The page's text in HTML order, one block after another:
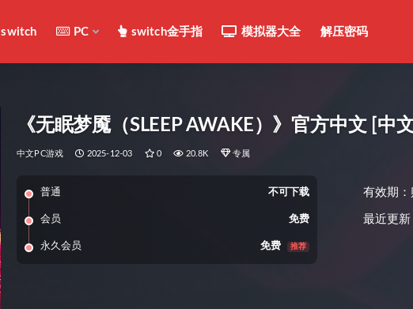
switch PC switch金手指 模拟器大全 解压密码
《无眠梦魇（SLEEP AWAKE）》官方中文 [中
中文PC游戏 2025-12-03 0 20.8K 专属
普通 不可下载
会员 免费
永久会员 免费 推荐
有效期
最近更